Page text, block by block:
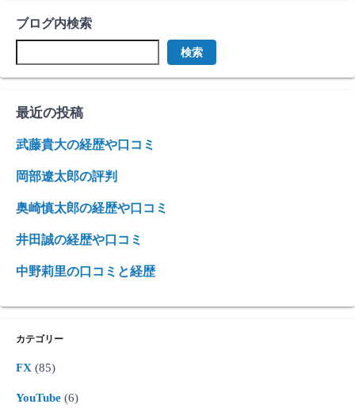
ブログ内検索
検索
最近の投稿
武藤貴大の経歴や口コミ
岡部遼太郎の評判
奥崎慎太郎の経歴や口コミ
井田誠の経歴や口コミ
中野莉里の口コミと経歴
カテゴリー
FX (85)
YouTube (6)